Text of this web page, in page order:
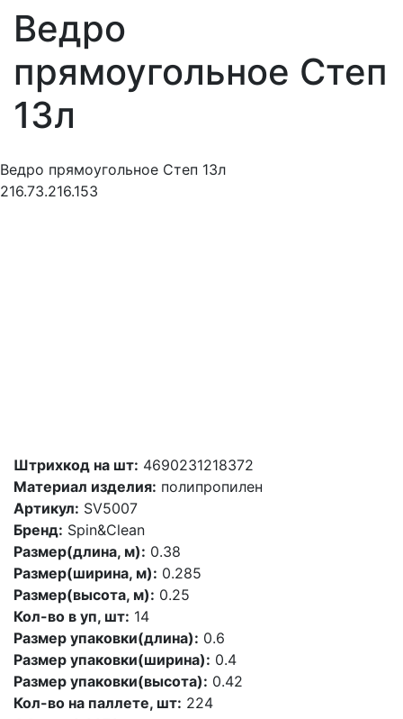
Ведро
прямоугольное Степ
13л
Ведро прямоугольное Степ 13л
216.73.216.153
Штрихкод на шт: 4690231218372
Материал изделия: полипропилен
Артикул: SV5007
Бренд: Spin&Clean
Размер(длина, м): 0.38
Размер(ширина, м): 0.285
Размер(высота, м): 0.25
Кол-во в уп, шт: 14
Размер упаковки(длина): 0.6
Размер упаковки(ширина): 0.4
Размер упаковки(высота): 0.42
Кол-во на паллете, шт: 224